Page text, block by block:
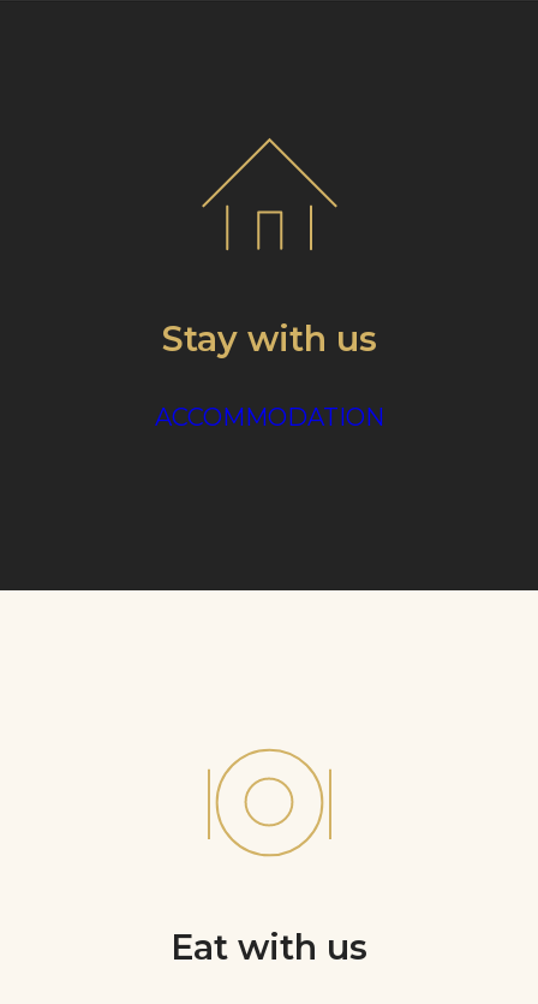
Stay with us
ACCOMMODATION
Eat with us